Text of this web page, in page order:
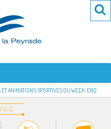
ET ANIMATIONS SPORTIVES DU WEEK-END
CLIC